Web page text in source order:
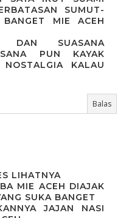
SUMUT-
MIE ACEH
DAN SUASANA
PUN KAYAK
NOSTALGIA KALAU
Balas
LIHATNYA
MIE ACEH DIAJAK
SUKA BANGET
JAJAN NASI